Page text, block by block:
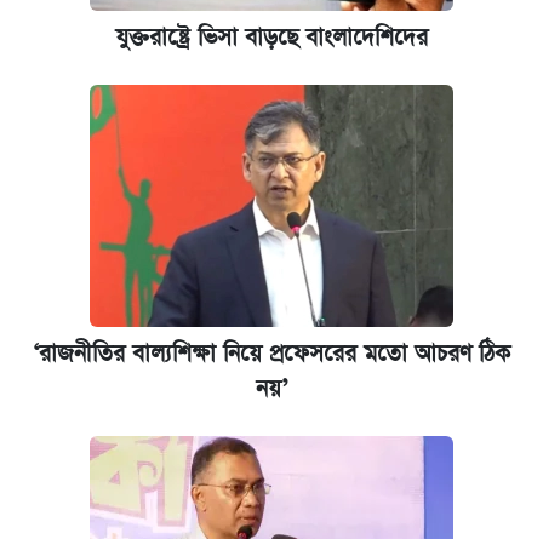
আজকের বাজারে স্বর্ণের দাম (৪ আগস্ট)
কবে হবে মেডিকেল ভর্তি পরীক্ষা, জানা গেল যা
পাঁচ দপ্তরে নতুন সচিব নিয়োগ দিল সরকার
রাষ্ট্রবিরোধী কর্মকাণ্ড: ঢাবির কয়েকজন শিক্ষকের
বিরুদ্ধে ব্যবস্থা
আজকের বাজারে স্বর্ণের দাম (৬ আগস্ট)
আবেদন শুরু
যুক্তরাষ্ট্রে ভিসা বাড়ছে বাংলাদেশিদের
‘রাজনীতির বাল্যশিক্ষা নিয়ে প্রফেসরের মতো আচরণ ঠিক
নয়’